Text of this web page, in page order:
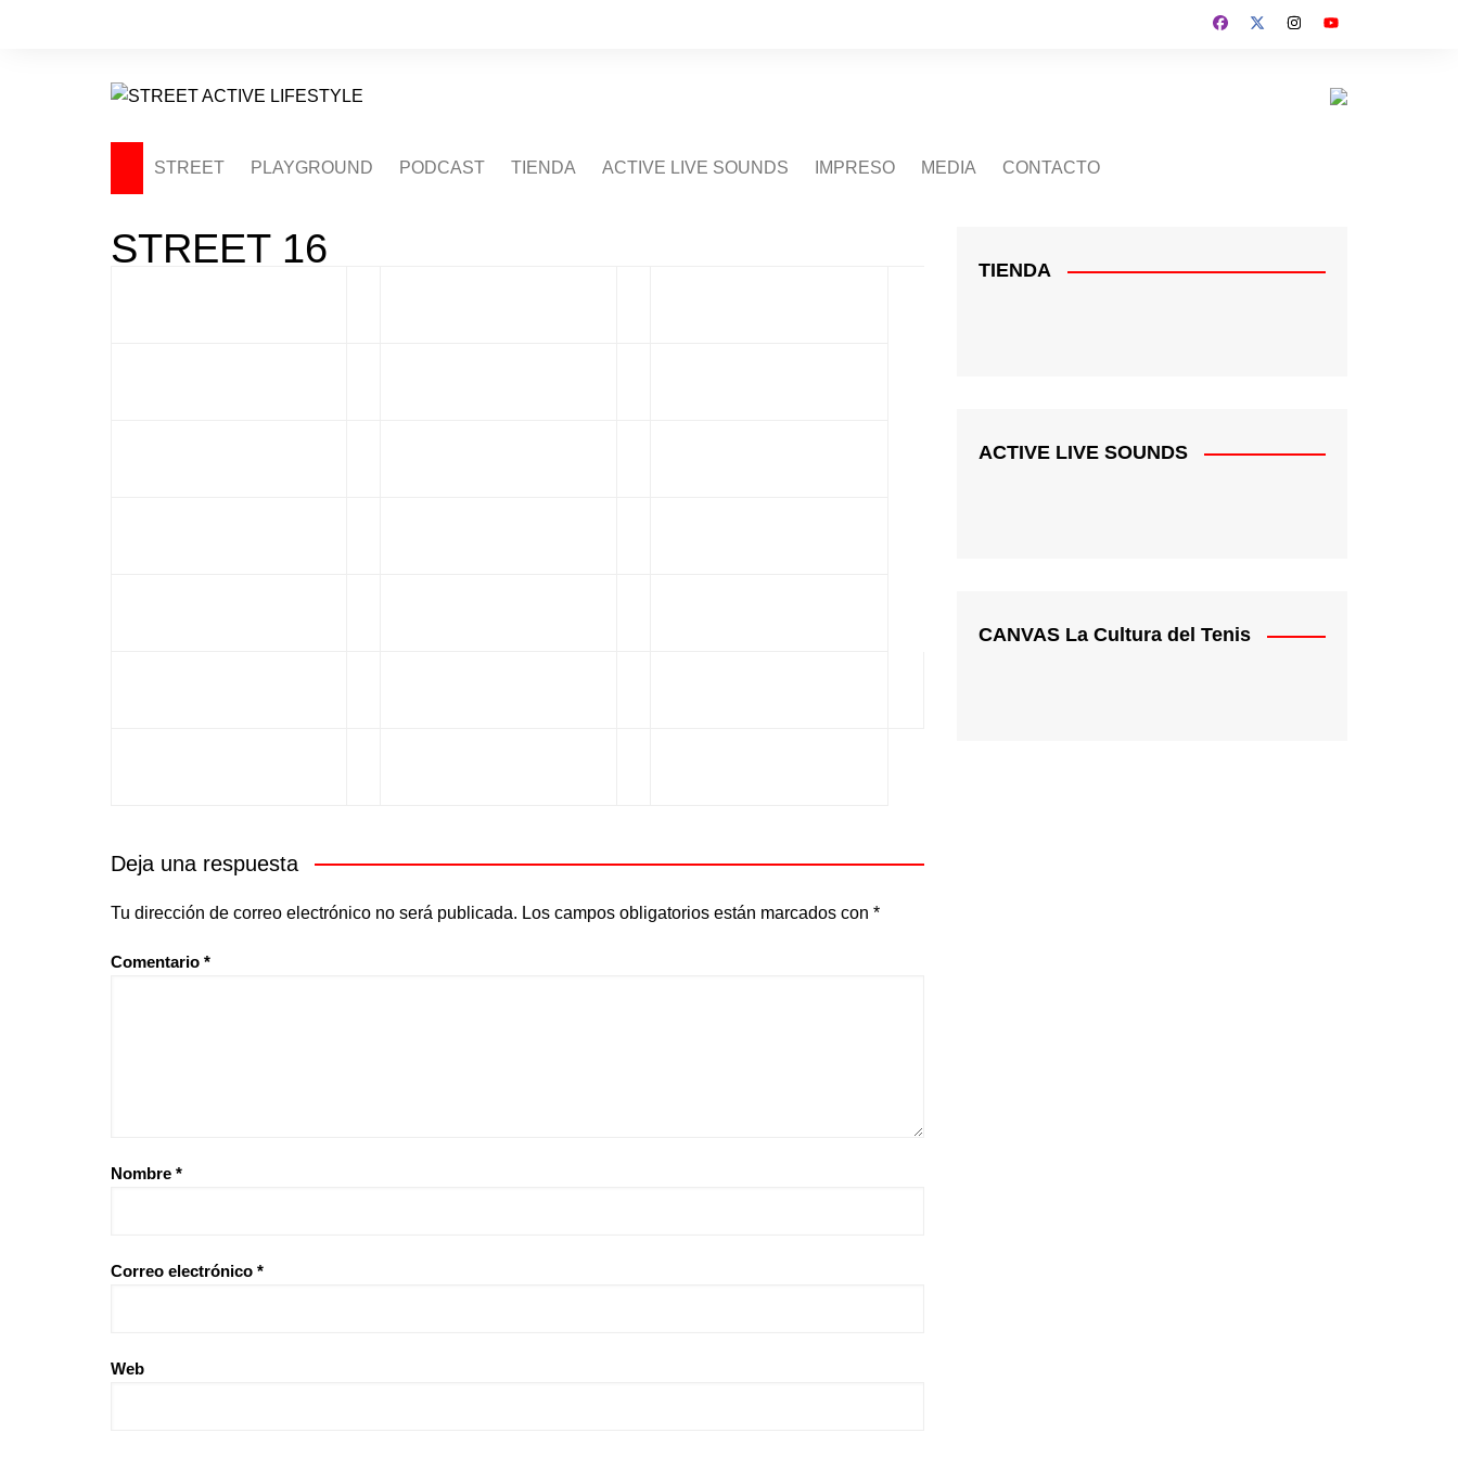
STREET PLAYGROUND PODCAST TIENDA ACTIVE LIVE SOUNDS IMPRESO MEDIA CONTACTO
STREET 16
Deja una respuesta
Tu dirección de correo electrónico no será publicada. Los campos obligatorios están marcados con *
Comentario *
Nombre *
Correo electrónico *
Web
TIENDA
ACTIVE LIVE SOUNDS
CANVAS La Cultura del Tenis